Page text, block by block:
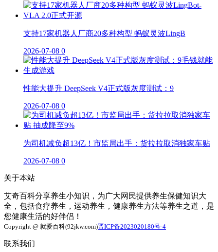
支持17家机器人厂商20多种构型 蚂蚁灵波LingB
2026-07-08 0
性能大提升 DeepSeek V4正式版灰度测试：9
2026-07-08 0
为司机减负超13亿！市监局出手：货拉拉取消独家车贴
2026-07-08 0
关于本站
艾奇百科分享养生小知识，为广大网民提供养生保健知识大
全，包括食疗养生，运动养生，健康养生方法等养生之道，是
您健康生活的好伴侣！
Copyright @ 就爱百科(92jkw.com)晋ICP备2023020180号-4
联系我们